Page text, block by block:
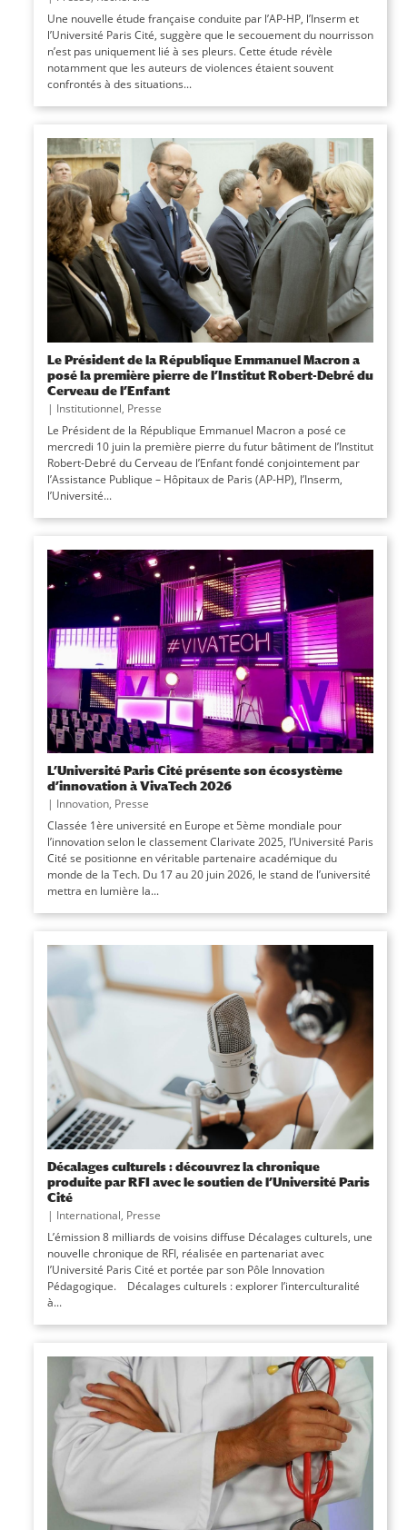
Une nouvelle étude française conduite par l’AP-HP, l’Inserm et
l’Université Paris Cité, suggère que le secouement du nourrisson
n’est pas uniquement lié à ses pleurs. Cette étude révèle
notamment que les auteurs de violences étaient souvent
confrontés à des situations...
Le Président de la République Emmanuel Macron a
posé la première pierre de l’Institut Robert-Debré du
Cerveau de l’Enfant
| Institutionnel, Presse
Le Président de la République Emmanuel Macron a posé ce
mercredi 10 juin la première pierre du futur bâtiment de l’Institut
Robert-Debré du Cerveau de l’Enfant fondé conjointement par
l’Assistance Publique – Hôpitaux de Paris (AP-HP), l’Inserm,
l’Université...
L’Université Paris Cité présente son écosystème
d’innovation à VivaTech 2026
| Innovation, Presse
Classée 1ère université en Europe et 5ème mondiale pour
l’innovation selon le classement Clarivate 2025, l’Université Paris
Cité se positionne en véritable partenaire académique du
monde de la Tech. Du 17 au 20 juin 2026, le stand de l’université
mettra en lumière la...
Décalages culturels : découvrez la chronique
produite par RFI avec le soutien de l’Université Paris
Cité
| International, Presse
L’émission 8 milliards de voisins diffuse Décalages culturels, une
nouvelle chronique de RFI, réalisée en partenariat avec
l’Université Paris Cité et portée par son Pôle Innovation
Pédagogique. Décalages culturels : explorer l’interculturalité
à...